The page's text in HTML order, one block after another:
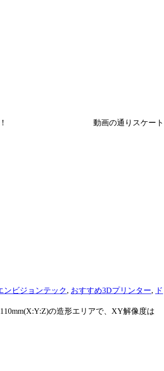
されました！！！ 動画の通りスケート
ンビジョンテック, おすすめ3Dプリンター, ド
の造形エリアで、XY解像度は